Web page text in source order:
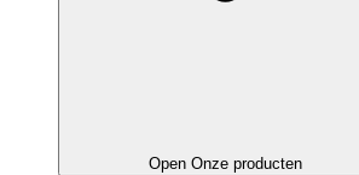
Open Onze producten